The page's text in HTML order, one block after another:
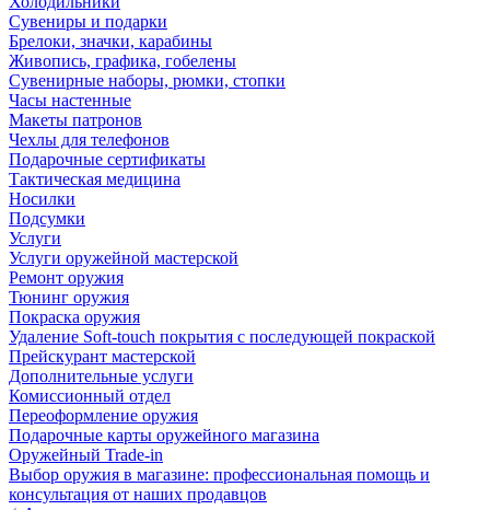
Сувениры и подарки
Брелоки, значки, карабины
Живопись, графика, гобелены
Сувенирные наборы, рюмки, стопки
Часы настенные
Макеты патронов
Чехлы для телефонов
Подарочные сертификаты
Тактическая медицина
Носилки
Подсумки
Услуги
Услуги оружейной мастерской
Ремонт оружия
Тюнинг оружия
Покраска оружия
Удаление Soft-touch покрытия с последующей покраской
Прейскурант мастерской
Дополнительные услуги
Комиссионный отдел
Переоформление оружия
Подарочные карты оружейного магазина
Оружейный Trade-in
Выбор оружия в магазине: профессиональная помощь и
консультация от наших продавцов